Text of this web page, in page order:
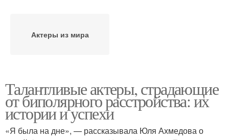
Актеры из мира
Талантливые актеры, страдающие
от биполярного расстройства: их
истории и успехи
«Я была на дне», — рассказывала Юля Ахмедова о